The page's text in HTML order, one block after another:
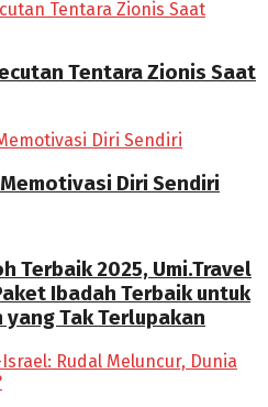
Tentara Zionis Saat
Diri Sendiri
Terbaik 2025, Umi.Travel
Ibadah Terbaik untuk
Tak Terlupakan